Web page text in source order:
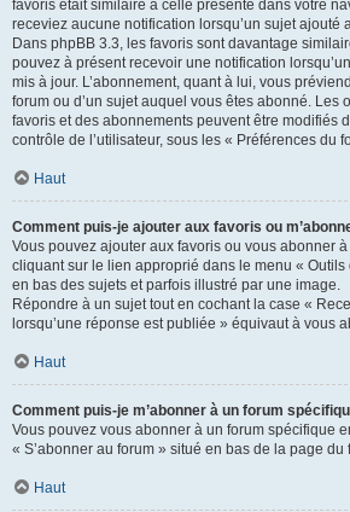
favoris était similaire à celle présente dans votre
receviez aucune notification lorsqu’un sujet ajouté
Dans phpBB 3.3, les favoris sont davantage
pouvez à présent recevoir une notification
mis à jour. L’abonnement, quant à lui, vous
forum ou d’un sujet auquel vous êtes abonné. Les
favoris et des abonnements peuvent être modifiés
contrôle de l’utilisateur, sous les « Préférences du
Haut
Comment puis-je ajouter aux favoris ou
Vous pouvez ajouter aux favoris ou vous abonner
cliquant sur le lien approprié dans le menu « Outils
en bas des sujets et parfois illustré par une image.
Répondre à un sujet tout en cochant la case «
lorsqu’une réponse est publiée » équivaut à vous
Haut
Comment puis-je m’abonner à un forum
Vous pouvez vous abonner à un forum spécifique
« S’abonner au forum » situé en bas de la page du
Haut